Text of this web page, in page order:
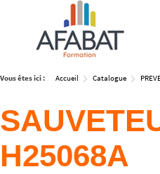
Vous êtes ici : Accueil Catalogue
H25068A